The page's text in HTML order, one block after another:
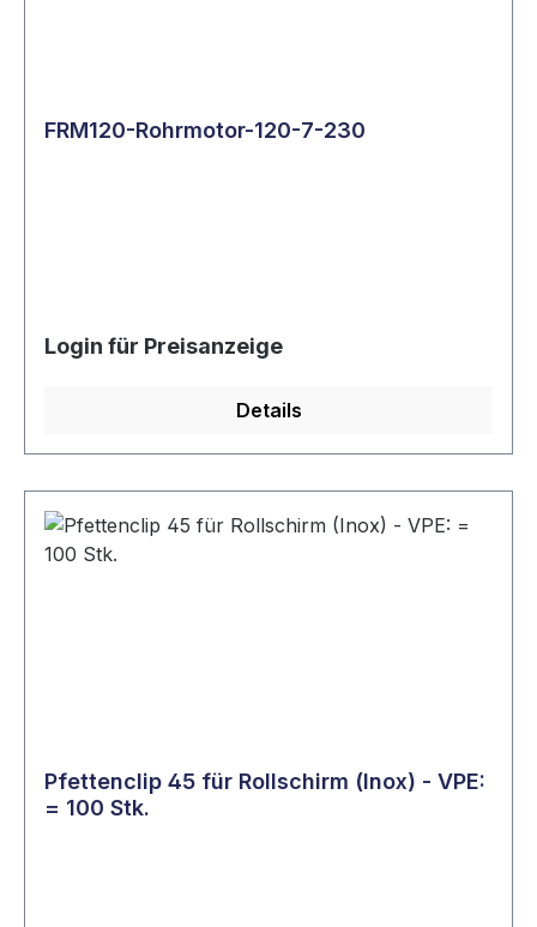
FRM120-Rohrmotor-120-7-230
Login für Preisanzeige
Details
Pfettenclip 45 für Rollschirm (Inox) - VPE:
= 100 Stk.